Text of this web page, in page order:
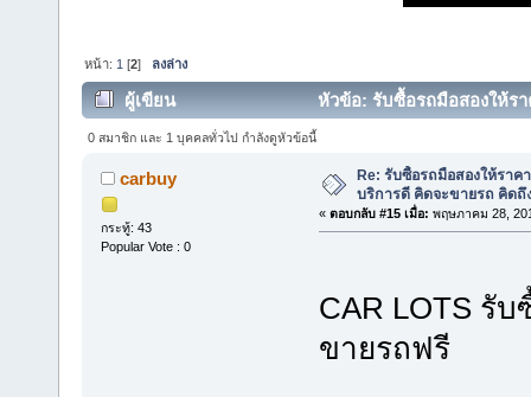
หน้า: 1 [2] ลงล่าง
ผู้เขียน
หัวข้อ: รับซื้อรถมือสองให้ร
13708 ครั้ง)
0 สมาชิก และ 1 บุคคลทั่วไป กำลังดูหัวข้อนี้
carbuy
กระทู้: 43
Popular Vote : 0
Re: รับซื้อรถมือสองให้ราค
บริการดี คิดจะขายรถ คิดถึ
« ตอบกลับ #15 เมื่อ: พฤษภาคม 28,
CAR LOTS รั
ขายรถฟรี